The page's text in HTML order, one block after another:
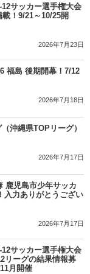
サッカー選手権大会
！9/21～10/25開
2026年7月23日
福島 後期開幕！7/12
2026年7月18日
沖縄県TOPリーグ）
2026年7月17日
鹿児島市少年サッカ
入力ありがとうござい
2026年7月17日
サッカー選手権大会
リーグの結果情報募
月開催